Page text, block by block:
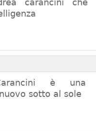
carancini
è una
sotto al sole